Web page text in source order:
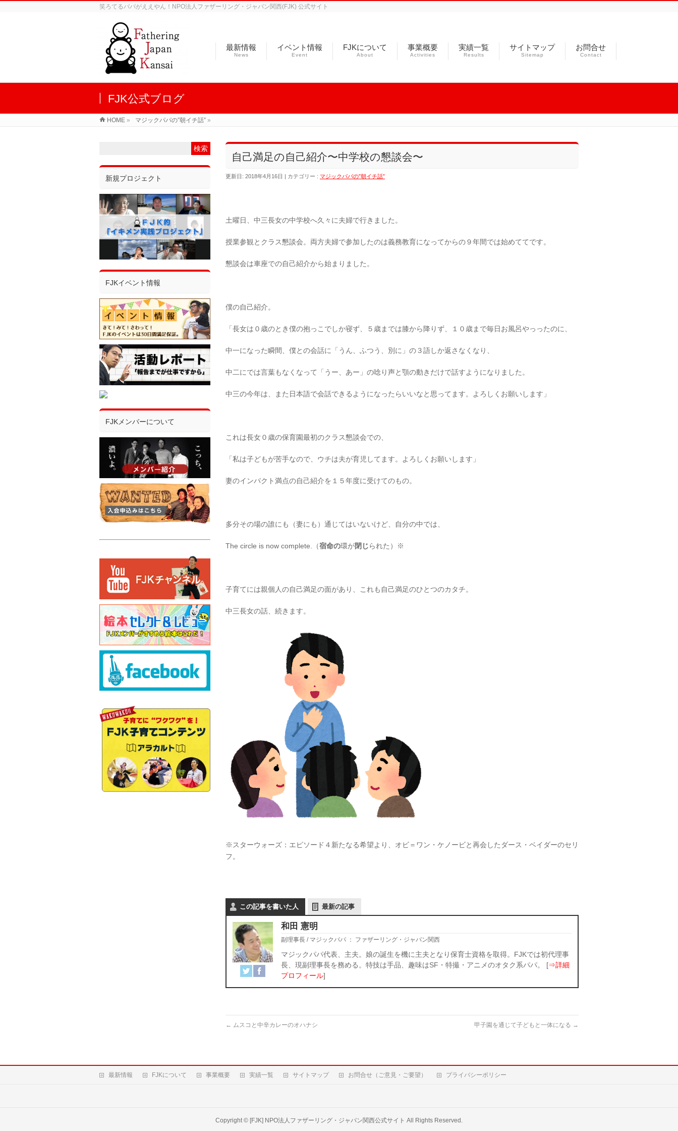
笑ろてるパパがええやん！NPO法人ファザーリング・ジャパン関西(FJK) 公式サイト
最新情報
News
イベント情報
Event
FJKについて
About
事業概要
Activities
実績一覧
Results
サイトマップ
Sitemap
お問合せ
Contact
FJK公式ブログ
HOME » マジックパパの”朝イチ話” »
自己満足の自己紹介〜中学校の懇談会〜
更新日: 2018年4月16日 カテゴリー : マジックパパの”朝イチ話”
土曜日、中三長女の中学校へ久々に夫婦で行きました。
授業参観とクラス懇談会。両方夫婦で参加したのは義務教育になってからの９年間では始めててです。
懇談会は車座での自己紹介から始まりました。
僕の自己紹介。
「長女は０歳のとき僕の抱っこでしか寝ず、５歳までは膝から降りず、１０歳まで毎日お風呂やっったのに、
中一になった瞬間、僕との会話に「うん、ふつう、別に」の３語しか返さなくなり、
中二にでは言葉もなくなって「うー、あー」の唸り声と顎の動きだけで話すようになりました。
中三の今年は、また日本語で会話できるようになったらいいなと思ってます。よろしくお願いします」
これは長女０歳の保育園最初のクラス懇談会での、
「私は子どもが苦手なので、ウチは夫が育児してます。よろしくお願いします」
妻のインパクト満点の自己紹介を１５年度に受けてのもの。
多分その場の誰にも（妻にも）通じてはいないけど、自分の中では、
The circle is now complete.（宿命の環が閉じられた）※
子育てには親個人の自己満足の面があり、これも自己満足のひとつのカタチ。
中三長女の話、続きます。
※スターウォーズ：エピソード４新たなる希望より、オビ＝ワン・ケノービと再会したダース・ベイダーのセリ
フ。
この記事を書いた人 最新の記事
和田 憲明
副理事長 / マジックパパ ： ファザーリング・ジャパン関西
マジックパパ代表、主夫。娘の誕生を機に主夫となり保育士資格を取得。FJKでは初代理事
長、現副理事長を務める。特技は手品、趣味はSF・特撮・アニメのオタク系パパ。 [⇒詳細
プロフィール]
← ムスコと中辛カレーのオハナシ 甲子園を通じて子どもと一体になる →
新規プロジェクト
FJKイベント情報
FJKメンバーについて
最新情報 FJKについて 事業概要 実績一覧 サイトマップ お問合せ（ご意見・ご要望） プライバシーポリシー
Copyright © [FJK] NPO法人ファザーリング・ジャパン関西公式サイト All Rights Reserved.